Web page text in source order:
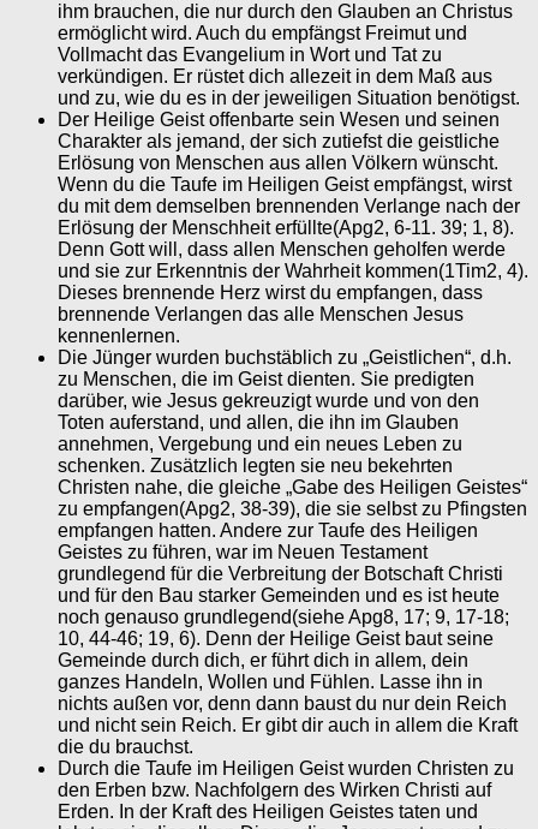
ihm brauchen, die nur durch den Glauben an Christus
ermöglicht wird. Auch du empfängst Freimut und
Vollmacht das Evangelium in Wort und Tat zu
verkündigen. Er rüstet dich allezeit in dem Maß aus
und zu, wie du es in der jeweiligen Situation benötigst.
Der Heilige Geist offenbarte sein Wesen und seinen
Charakter als jemand, der sich zutiefst die geistliche
Erlösung von Menschen aus allen Völkern wünscht.
Wenn du die Taufe im Heiligen Geist empfängst, wirst
du mit dem demselben brennenden Verlange nach der
Erlösung der Menschheit erfüllte(Apg2, 6-11. 39; 1, 8).
Denn Gott will, dass allen Menschen geholfen werde
und sie zur Erkenntnis der Wahrheit kommen(1Tim2, 4).
Dieses brennende Herz wirst du empfangen, dass
brennende Verlangen das alle Menschen Jesus
kennenlernen.
Die Jünger wurden buchstäblich zu „Geistlichen“, d.h.
zu Menschen, die im Geist dienten. Sie predigten
darüber, wie Jesus gekreuzigt wurde und von den
Toten auferstand, und allen, die ihn im Glauben
annehmen, Vergebung und ein neues Leben zu
schenken. Zusätzlich legten sie neu bekehrten
Christen nahe, die gleiche „Gabe des Heiligen Geistes“
zu empfangen(Apg2, 38-39), die sie selbst zu Pfingsten
empfangen hatten. Andere zur Taufe des Heiligen
Geistes zu führen, war im Neuen Testament
grundlegend für die Verbreitung der Botschaft Christi
und für den Bau starker Gemeinden und es ist heute
noch genauso grundlegend(siehe Apg8, 17; 9, 17-18;
10, 44-46; 19, 6). Denn der Heilige Geist baut seine
Gemeinde durch dich, er führt dich in allem, dein
ganzes Handeln, Wollen und Fühlen. Lasse ihn in
nichts außen vor, denn dann baust du nur dein Reich
und nicht sein Reich. Er gibt dir auch in allem die Kraft
die du brauchst.
Durch die Taufe im Heiligen Geist wurden Christen zu
den Erben bzw. Nachfolgern des Wirken Christi auf
Erden. In der Kraft des Heiligen Geistes taten und